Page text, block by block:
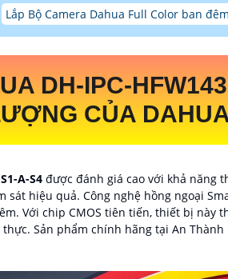
Lắp Bộ Camera Dahua Full Color ban
DH-IPC-
CỦA
A-S4 được đánh giá cao với khả năng
sát hiệu quả. Công nghệ hồng ngoại
Với chip CMOS tiên tiến, thiết bị này
Sản phẩm chính hãng tại An